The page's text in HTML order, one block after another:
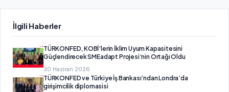
İlgili Haberler
TÜRKONFED, KOBİ’lerin İklim Uyum Kapasitesini
Güçlendirecek SMEadapt Projesi’nin Ortağı Oldu
30 Haziran 2026
TÜRKONFED ve Türkiye İş Bankası’ndan Londra’da
girişimcilik diplomasisi